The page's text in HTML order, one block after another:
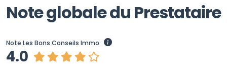
Note globale du Prestataire
Note Les Bons Conseils Immo
4.0